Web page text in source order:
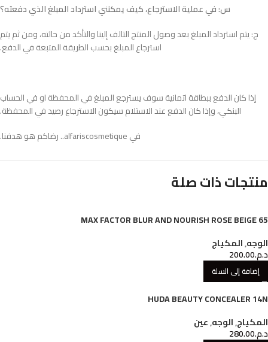
س: في عملية الاسترجاع، كيف يمكنني استرداد المبلغ الذي دفعته؟
ج: يتم استرداد المبلغ بعد وصول المنتج التالف إلينا والتأكد من حالته، ومن ثم يتم
استرجاع المبلغ بحسب الطريقة المتبعة في الدفع.
إذا كان الدفع ببطاقة اتمانية سوف يسترجع المبلغ في المحفظة او في الحساب
البنكي، وإذا كان الدفع عند الاستلام سيكون الاسترجاع رصيد في المحفظة.
في alfariscosmetique.. رضاكم هو هدفنا.
منتجات ذات صلة
MAX FACTOR BLUR AND NOURISH ROSE BEIGE 65
الوجه,المكياج
د.م.200.00
إضافة إلى السلة
HUDA BEAUTY CONCEALER 14N
المكياج,الوجه,عين
د.م.280.00